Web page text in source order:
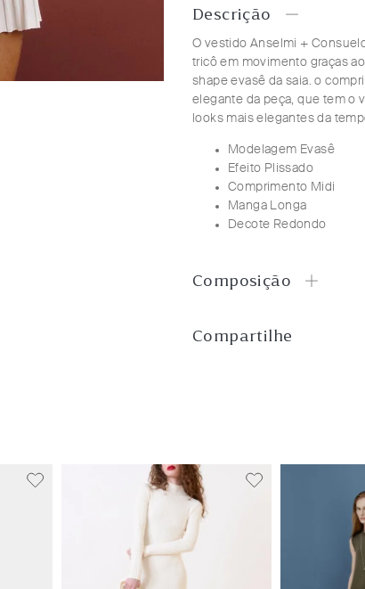
Descrição
O vestido Anselmi +
tricô em movimento graças
shape evasê da saia. o
elegante da peça, que tem o
looks mais elegantes da
Modelagem Evasê
Efeito Plissado
Comprimento Midi
Manga Longa
Decote Redondo
Composição
Compartilhe